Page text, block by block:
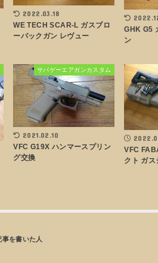
2022.03.18
WE TECH SCAR-L ガスブロ
ーバックガン レヴュー
GHK G5
ン
サバゲーエアガンカスタム
2021.02.10
VFC G19X ハンマースプリン
グ交換
VFC
クト ガス